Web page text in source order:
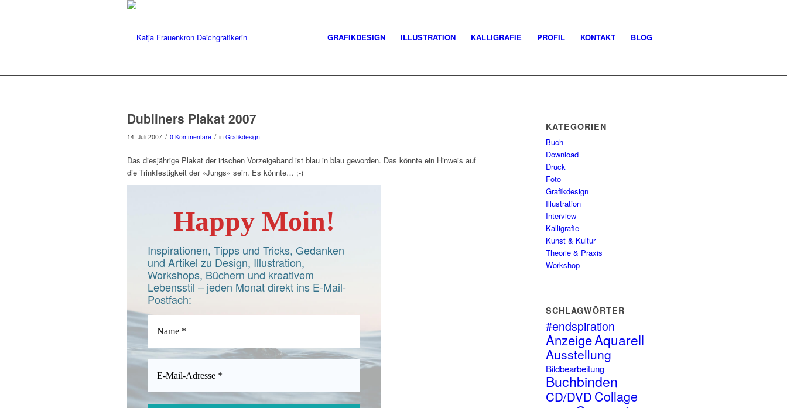
GRAFIKDESIGN ILLUSTRATION KALLIGRAFIE PROFIL KONTAKT BLOG
Dubliners Plakat 2007
14. Juli 2007 / 0 Kommentare / in Grafikdesign
Das diesjährige Plakat der irischen Vorzeigeband ist blau in blau geworden. Das könnte ein Hinweis auf
die Trinkfestigkeit der »Jungs« sein. Es könnte… ;-)
Happy Moin!
Inspirationen, Tipps und Tricks, Gedanken
und Artikel zu Design, Illustration,
Workshops, Büchern und kreativem
Lebensstil – jeden Monat direkt ins E-Mail-
Postfach:
KATEGORIEN
Buch
Download
Druck
Foto
Grafikdesign
Illustration
Interview
Kalligrafie
Kunst & Kultur
Theorie & Praxis
Workshop
SCHLAGWÖRTER
#endspiration
AnzeigeAquarell
Ausstellung
Bildbearbeitung
Buchbinden
CD/DVD Collage